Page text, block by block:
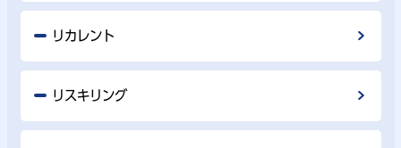
リカレント
リスキリング